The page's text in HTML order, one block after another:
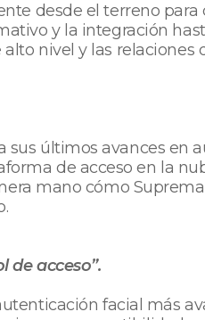
desde el terreno
y la integración
nivel y las relaciones
sus últimos avances en
de acceso en la
mano cómo
de acceso”.
facial más